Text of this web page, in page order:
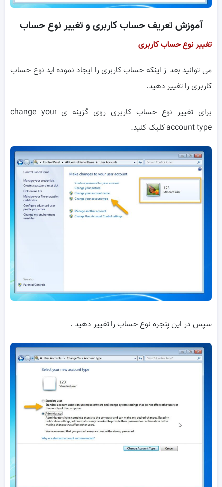
آموزش تعریف حساب کاربری و تغییر نوع حساب
تغییر نوع حساب کاربری
می توانید بعد از اینکه حساب کاربری را ایجاد نموده اید نوع حساب
کاربری را تغییر دهید.
برای تغییر نوع حساب کاربری روی گزینه ی change your
account type کلیک کنید.
سپس در این پنجره نوع حساب را تغییر دهید .